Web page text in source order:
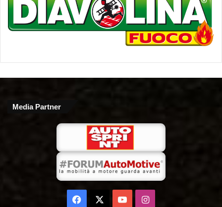
Media Partner
Facebook
You Instagram